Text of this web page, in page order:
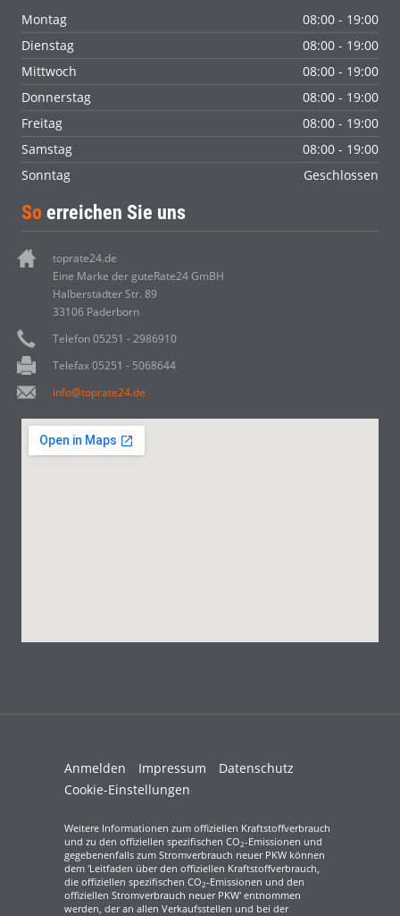
Montag
08:00 - 19:00
Dienstag
08:00 - 19:00
Mittwoch
08:00 - 19:00
Donnerstag
08:00 - 19:00
Freitag
08:00 - 19:00
Samstag
08:00 - 19:00
Sonntag
Geschlossen
So erreichen Sie uns
toprate24.de
Eine Marke der guteRate24 GmBH
Halberstädter Str. 89
33106 Paderborn
Telefon 05251 - 2986910
Telefax 05251 - 5068644
info@toprate24.de
Anmelden Impressum
Datenschutz
Cookie-Einstellungen
Weitere Informationen zum offiziellen Kraftstoffverbrauch
und zu den offiziellen spezifischen CO2-Emissionen und
gegebenenfalls zum Stromverbrauch neuer PKW können
dem 'Leitfaden über den offiziellen Kraftstoffverbrauch,
die offiziellen spezifischen CO2-Emissionen und den
offiziellen Stromverbrauch neuer PKW' entnommen
werden, der an allen Verkaufsstellen und bei der